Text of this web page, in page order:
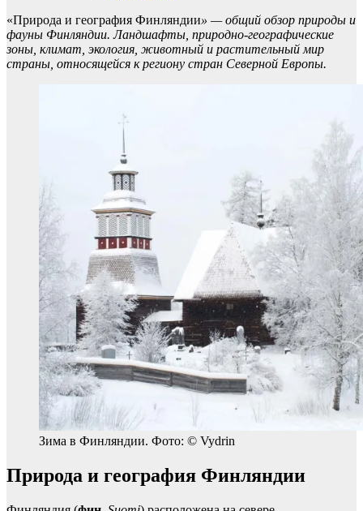
«Природа и география Финляндии» — общий обзор природы и
фауны Финляндии. Ландшафты, природно-географические
зоны, климат, экология, животный и растительный мир
страны, относящейся к региону стран Северной Европы.
Зима в Финляндии. Фото: © Vydrin
Природа и география Финляндии